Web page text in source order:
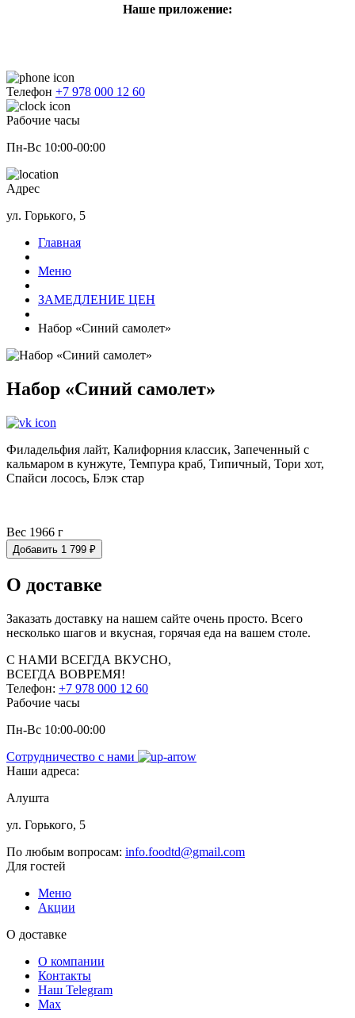
Наше приложение:
Телефон +7 978 000 12 60
Рабочие часы
Пн-Вс 10:00-00:00
Адрес
ул. Горького, 5
Главная
Меню
ЗАМЕДЛЕНИЕ ЦЕН
Набор «Синий самолет»
Набор «Синий самолет»
Филадельфия лайт, Калифорния классик, Запеченный с
кальмаром в кунжуте, Темпура краб, Типичный, Тори хот,
Спайси лосось, Блэк стар
Вес 1966 г
Добавить 1 799 ₽
О доставке
Заказать доставку на нашем сайте очень просто. Всего
несколько шагов и вкусная, горячая еда на вашем столе.
С НАМИ ВСЕГДА ВКУСНО,
ВСЕГДА ВОВРЕМЯ!
Телефон: +7 978 000 12 60
Рабочие часы
Пн-Вс 10:00-00:00
Сотрудничество с нами
Наши адреса:
Алушта
ул. Горького, 5
По любым вопросам: info.foodtd@gmail.com
Для гостей
Меню
Акции
О доставке
О компании
Контакты
Наш Telegram
Мах